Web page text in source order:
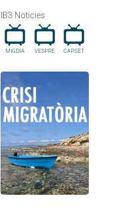
IB3 Noticies
MIGDIA VESPRE CAP.SET